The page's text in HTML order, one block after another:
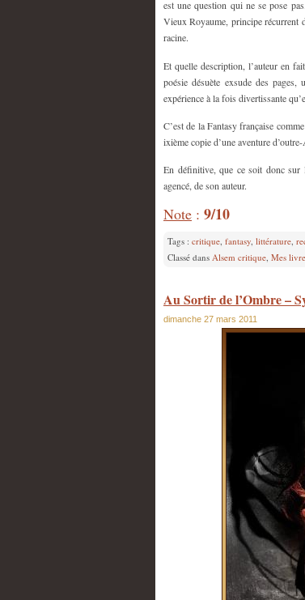
est une question qui ne se pose
Vieux Royaume, principe récurrent
racine.
Et quelle description, l’auteur en
poésie désuète exsude des
expérience à la fois divertissante
C’est de la Fantasy française
ixième copie d’une aventure
En définitive, que ce soit donc sur
agencé, de son auteur.
Note : 9/10
Tags : critique fantasy littérature
Classé dans Alsem critique Mes
Au Sortir de l’Ombre –
dimanche 27 mars 2011